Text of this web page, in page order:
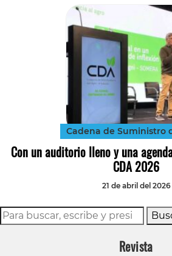
Cadena de Suministro
Con un auditorio lleno y una
CDA 2026
21 de abril del 2026
Revista